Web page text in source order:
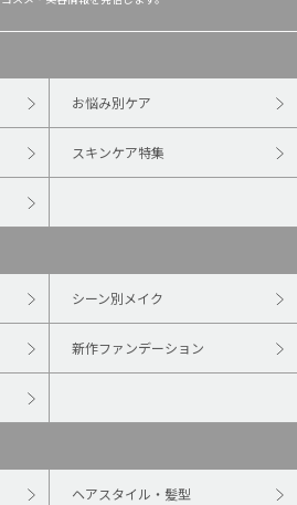
お悩み別ケア
スキンケア特集
シーン別メイク
新作ファンデーション
ヘアスタイル・髪型